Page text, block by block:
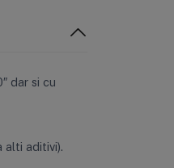
dar si cu
alti aditivi).